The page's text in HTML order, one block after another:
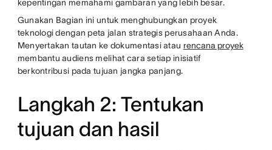
kepentingan memahami gambaran yang lebih besar.
Gunakan Bagian ini untuk menghubungkan proyek
teknologi dengan peta jalan strategis perusahaan Anda.
Menyertakan tautan ke dokumentasi atau rencana proyek
membantu audiens melihat cara setiap inisiatif
berkontribusi pada tujuan jangka panjang.
Langkah 2: Tentukan
tujuan dan hasil